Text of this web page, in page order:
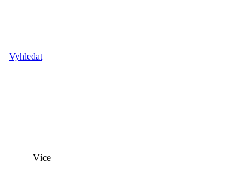
Vyhledat
Více